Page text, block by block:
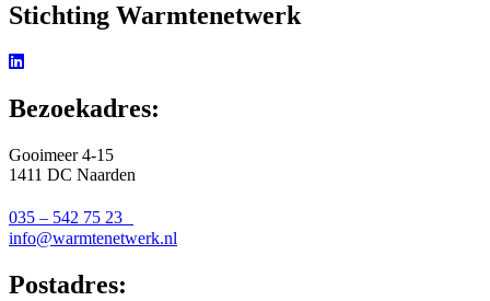
Stichting Warmtenetwerk
Bezoekadres:
Gooimeer 4-15
1411 DC Naarden
035 – 542 75 23
info@warmtenetwerk.nl
Postadres: